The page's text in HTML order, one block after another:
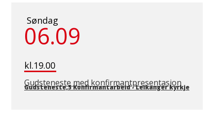
Søndag
06.09
kl.19.00
Gudsteneste med konfirmantpresentasjon
Gudsteneste,5 Konfirmantarbeid-Leikanger kyrkje